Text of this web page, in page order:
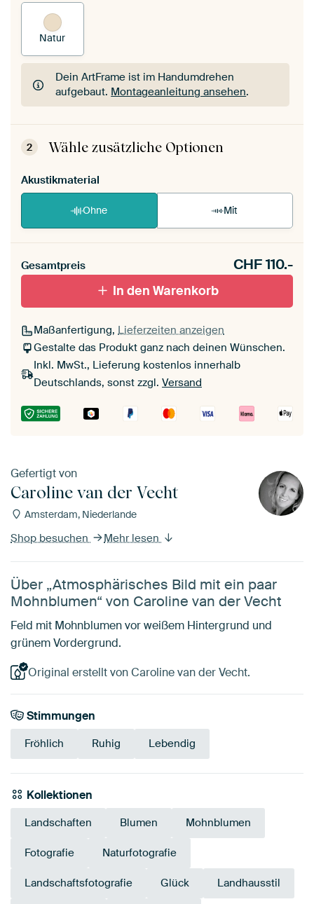
Natur
Dein ArtFrame ist im Handumdrehen
aufgebaut. Montageanleitung ansehen.
Dein ArtFrame ist im Handumdrehen
aufgebaut.Montageanleitung ansehen
2 Wähle zusätzliche Optionen
Akustikmaterial
Ohne Mit
Gesamtpreis CHF110.-
In den Warenkorb
Maßanfertigung, Lieferzeiten anzeigen
Gestalte das Produkt ganz nach deinen Wünschen.
Inkl. MwSt., Lieferung kostenlos innerhalb
Deutschlands, sonst zzgl. Versand
Gefertigt von
Caroline van der Vecht
Amsterdam, Niederlande
Shop besuchen Mehr lesen
Über „Atmosphärisches Bild mit ein paar
Mohnblumen“ von Caroline van der Vecht
Feld mit Mohnblumen vor weißem Hintergrund und
grünem Vordergrund.
Original erstellt von Caroline van der Vecht.
Stimmungen
Fröhlich Ruhig Lebendig
Kollektionen
Landschaften Blumen Mohnblumen
Fotografie Naturfotografie
Landschaftsfotografie Glück Landhausstil